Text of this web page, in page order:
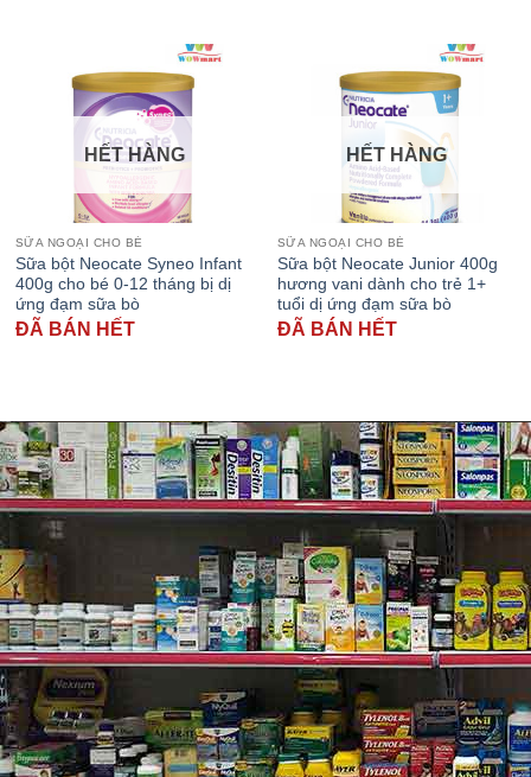
HẾT HÀNG
SỮA NGOẠI CHO BÉ
Sữa bột Neocate Syneo Infant
400g cho bé 0-12 tháng bị dị
ứng đạm sữa bò
ĐÃ BÁN HẾT
HẾT HÀNG
SỮA NGOẠI CHO BÉ
Sữa bột Neocate Junior 400g
hương vani dành cho trẻ 1+
tuổi dị ứng đạm sữa bò
ĐÃ BÁN HẾT